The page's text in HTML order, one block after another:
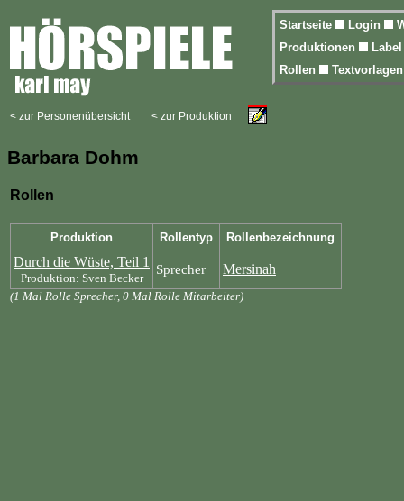
Startseite Login
Produktionen
Rollen
< zur Personenübersicht < zur Produktion
Barbara Dohm
Rollen
Produktion Rollentyp Rollenbezeichnung
Durch die Wüste, Teil 1
Produktion: Sven Becker
Sprecher Mersinah
(1 Mal Rolle Sprecher, 0 Mal Rolle Mitarbeiter)